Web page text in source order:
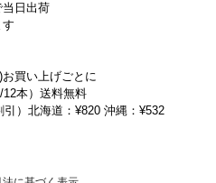
当日出荷
買い上げごとに
12本）送料無料
）北海道：¥820 沖縄：¥532